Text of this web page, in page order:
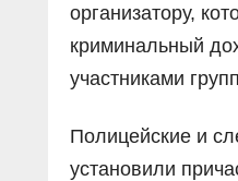
организатору,
криминальный
участниками
Полицейские и
установили